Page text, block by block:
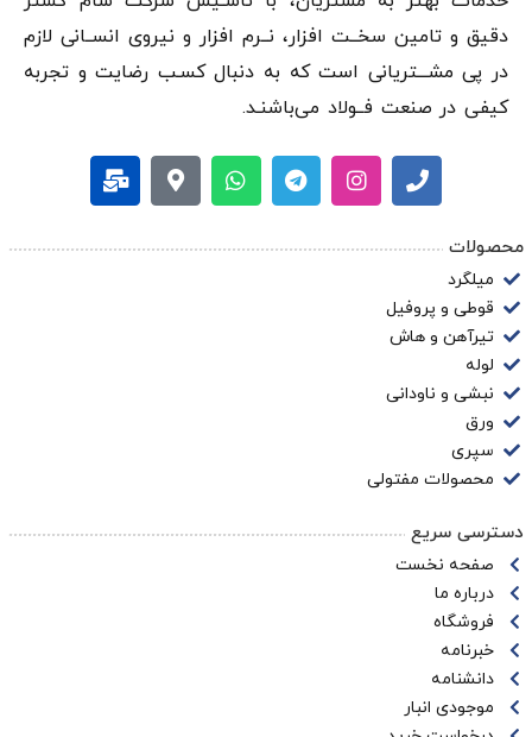
دقيق و تامین سخــت افزار، نــرم افزار و نیروی انســانی لازم
در پی مشـــتریانی است که به دنبال کسـب رضایت و تجربه
کیفی در صنعت فــولاد می‌باشنـد.
محصولات
میلگرد
قوطی و پروفیل
تیرآهن و هاش
لوله
نبشی و ناودانی
ورق
سپری
محصولات مفتولی
دسترسی سریع
صفحه نخست
درباره ما
فروشگاه
خبرنامه
دانشنامه
موجودی انبار